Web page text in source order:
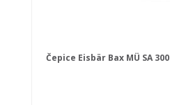
Čepice Eisbär Bax MÜ SA 300